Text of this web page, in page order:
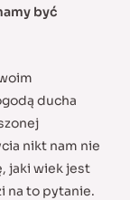
być
ducha
nikt nam nie
jaki wiek jest
na to pytanie.